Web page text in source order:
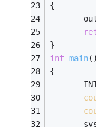
{
}
int main()
{